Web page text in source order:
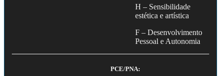
H – Sensibilidade
estética e artística
F – Desenvolvimento
Pessoal e Autonomia
PCE/PNA: